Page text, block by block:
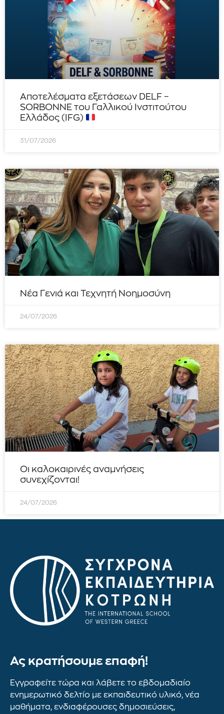
Αποτελέσματα εξετάσεων DELF –
SORBONNE του Γαλλικού Ινστιτούτου
Ελλάδος (IFG)
31/07/2026
Νέα Γενιά και Τεχνητή Νοημοσύνη
24/07/2026
Οι καλοκαιρινές αναμνήσεις
συνεχίζονται!
24/07/2026
Ας κρατήσουμε επαφή!
Εγγραφείτε τώρα και λάβετε το εβδομαδιαίο
ενημερωτικό δελτίο με εκπαιδευτικό υλικό, νέα
μαθήματα, ενδιαφέρουσες δημοσιεύσεις,